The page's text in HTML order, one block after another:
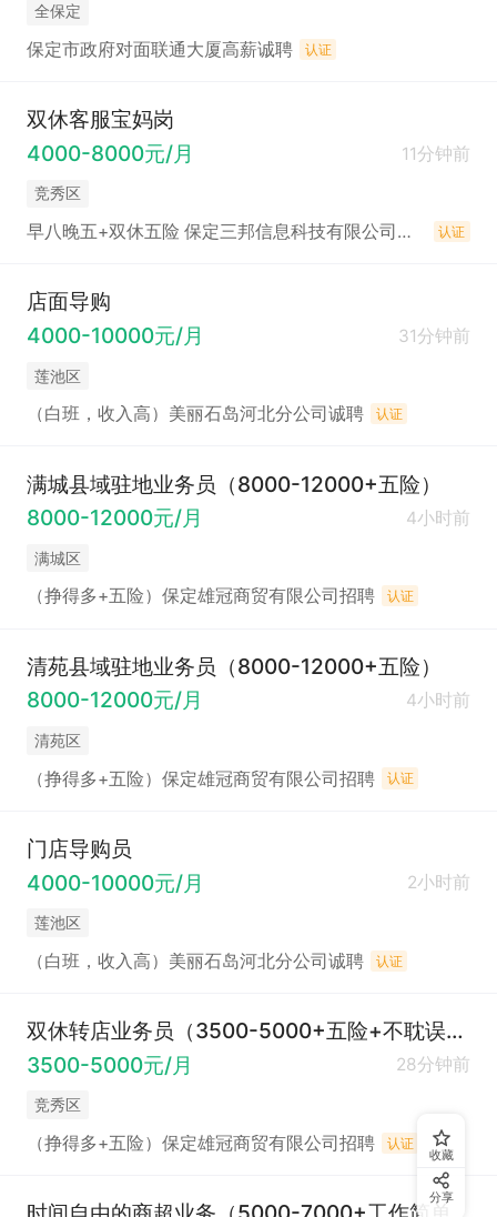
全保定
保定市政府对面联通大厦高薪诚聘 认证
双休客服宝妈岗
4000-8000元/月
11分钟前
竞秀区
早八晚五+双休五险 保定三邦信息科技有限公司招聘 认证
店面导购
4000-10000元/月
31分钟前
莲池区
（白班，收入高）美丽石岛河北分公司诚聘 认证
满城县域驻地业务员（8000-12000+五险）
8000-12000元/月
4小时前
满城区
（挣得多+五险）保定雄冠商贸有限公司招聘 认证
清苑县域驻地业务员（8000-12000+五险）
8000-12000元/月
4小时前
清苑区
（挣得多+五险）保定雄冠商贸有限公司招聘 认证
门店导购员
4000-10000元/月
2小时前
莲池区
（白班，收入高）美丽石岛河北分公司诚聘 认证
双休转店业务员（3500-5000+五险+不耽误接孩子）
3500-5000元/月
28分钟前
竞秀区
（挣得多+五险）保定雄冠商贸有限公司招聘 认证
收藏
分享